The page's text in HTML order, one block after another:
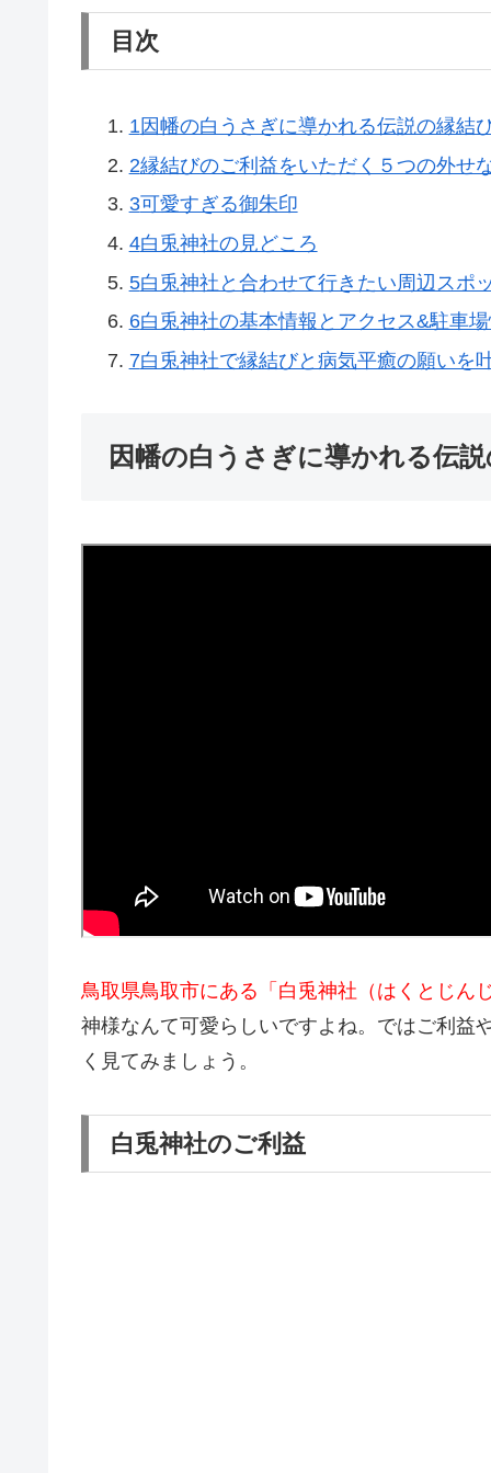
目次
1因幡の白うさぎに導かれる伝説の縁結
2縁結びのご利益をいただく５つの外せ
3可愛すぎる御朱印
4白兎神社の見どころ
5白兎神社と合わせて行きたい周辺スポ
6白兎神社の基本情報とアクセス&駐車
7白兎神社で縁結びと病気平癒の願いを
因幡の白うさぎに導かれる伝
鳥取県鳥取市にある「白兎神社（はくとじん
神様なんて可愛らしいですよね。ではご利益
く見てみましょう。
白兎神社のご利益